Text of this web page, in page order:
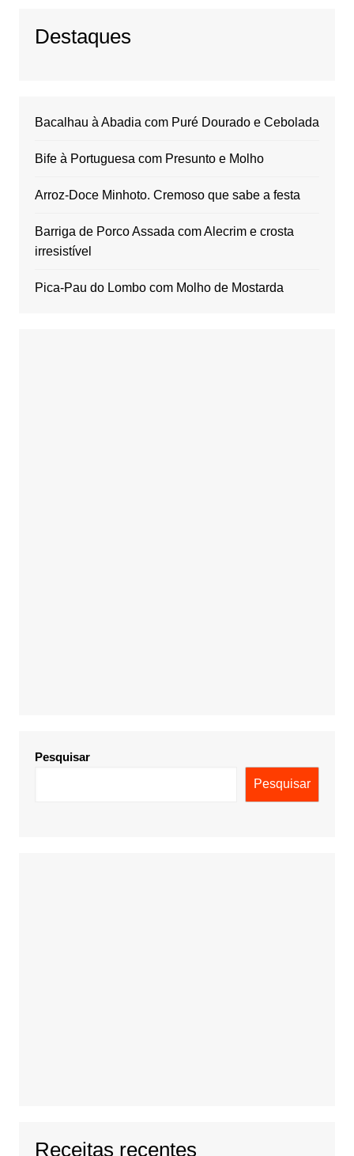
Destaques
Bacalhau à Abadia com Puré Dourado e Cebolada
Bife à Portuguesa com Presunto e Molho
Arroz-Doce Minhoto. Cremoso que sabe a festa
Barriga de Porco Assada com Alecrim e crosta
irresistível
Pica-Pau do Lombo com Molho de Mostarda
Pesquisar
Pesquisar
Receitas recentes